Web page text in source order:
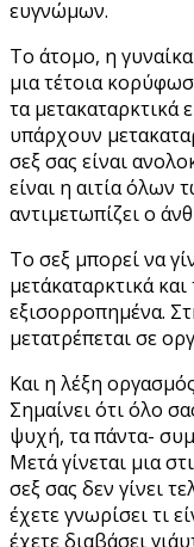
ευγνώμων.
Το άτομο, η
μια τέτοια
τα μετακαταρκτικά
υπάρχουν
σεξ σας είναι
είναι η αιτία
αντιμετωπίζει ο
Το σεξ μπορεί να
μετάκαταρκτικά
εξισορροπημένα.
μετατρέπεται σε
Και η λέξη
Σημαίνει ότι όλο
ψυχή, τα πάντα-
Μετά γίνεται μια
σεξ σας δεν γίνει
έχετε γνωρίσει τι
έχετε διαβάσει